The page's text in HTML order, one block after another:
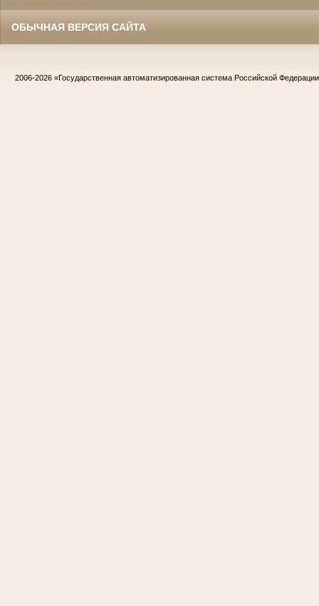
ОБЫЧНАЯ ВЕРСИЯ САЙТА
2006-2026 «Государственная автоматизированная система Российской